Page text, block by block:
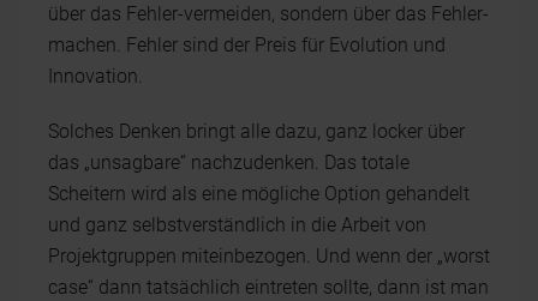
über das Fehler-vermeiden, sondern über das Fehler-
machen. Fehler sind der Preis für Evolution und
Innovation.
Solches Denken bringt alle dazu, ganz locker über
das „unsagbare“ nachzudenken. Das totale
Scheitern wird als eine mögliche Option gehandelt
und ganz selbstverständlich in die Arbeit von
Projektgruppen miteinbezogen. Und wenn der „worst
case“ dann tatsächlich eintreten sollte, dann ist man